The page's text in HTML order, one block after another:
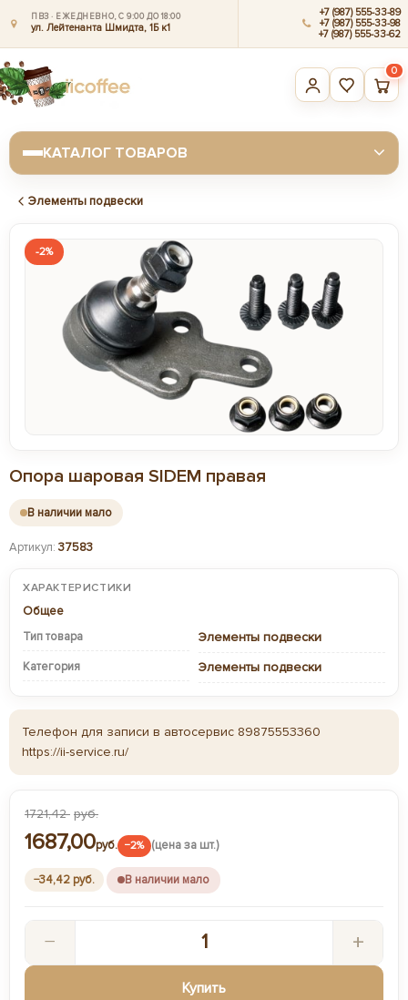
ПВЗ · ЕЖЕДНЕВНО, С 9:00 ДО 18:00
ул. Лейтенанта Шмидта, 1Б к1
+7 (987) 555-33-89
+7 (987) 555-33-98
+7 (987) 555-33-62
0
КАТАЛОГ ТОВАРОВ
Элементы подвески
-2%
Опора шаровая SIDEM правая
В наличии мало
Артикул: 37583
ХАРАКТЕРИСТИКИ
Общее
Тип товара
Элементы подвески
Категория Элементы подвески
Телефон для записи в автосервис 89875553360
https://ii-service.ru/
1721,42 руб.
1687,00руб. −2% (цена за шт.)
−34,42 руб. В наличии мало
− +
Купить